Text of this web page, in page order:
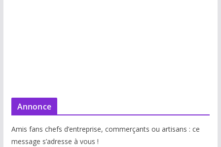
Annonce
Amis fans chefs d’entreprise, commerçants ou artisans : ce
message s’adresse à vous !